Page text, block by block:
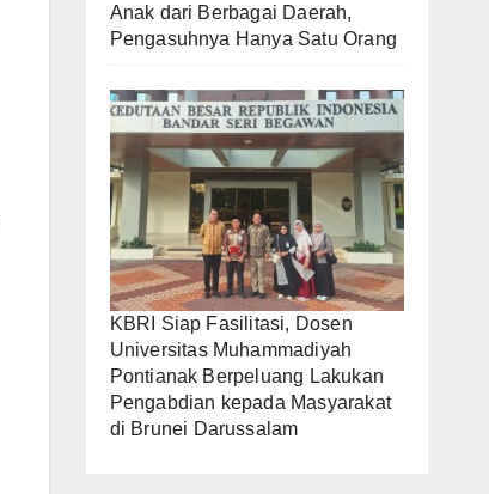
Anak dari Berbagai Daerah,
Pengasuhnya Hanya Satu Orang
KBRI Siap Fasilitasi, Dosen
Universitas Muhammadiyah
Pontianak Berpeluang Lakukan
Pengabdian kepada Masyarakat
di Brunei Darussalam